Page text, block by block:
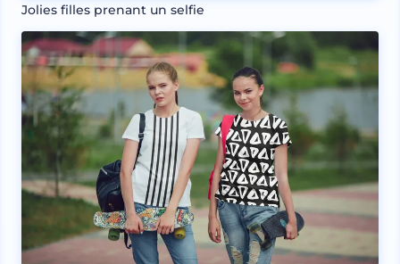
Jolies filles prenant un selfie